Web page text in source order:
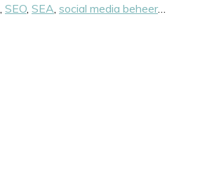
SEO SEA social media beheer…